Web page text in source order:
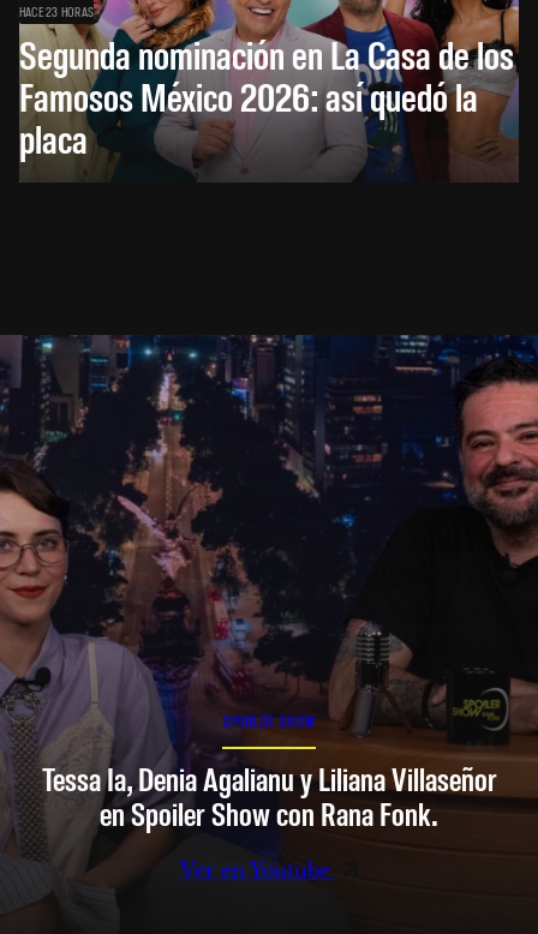
HACE 23 HORAS
Segunda nominación en La Casa de los
Famosos México 2026: así quedó la
placa
SPOILER SHOW
Tessa Ia, Denia Agalianu y Liliana Villaseñor
en Spoiler Show con Rana Fonk.
Ver en Youtube